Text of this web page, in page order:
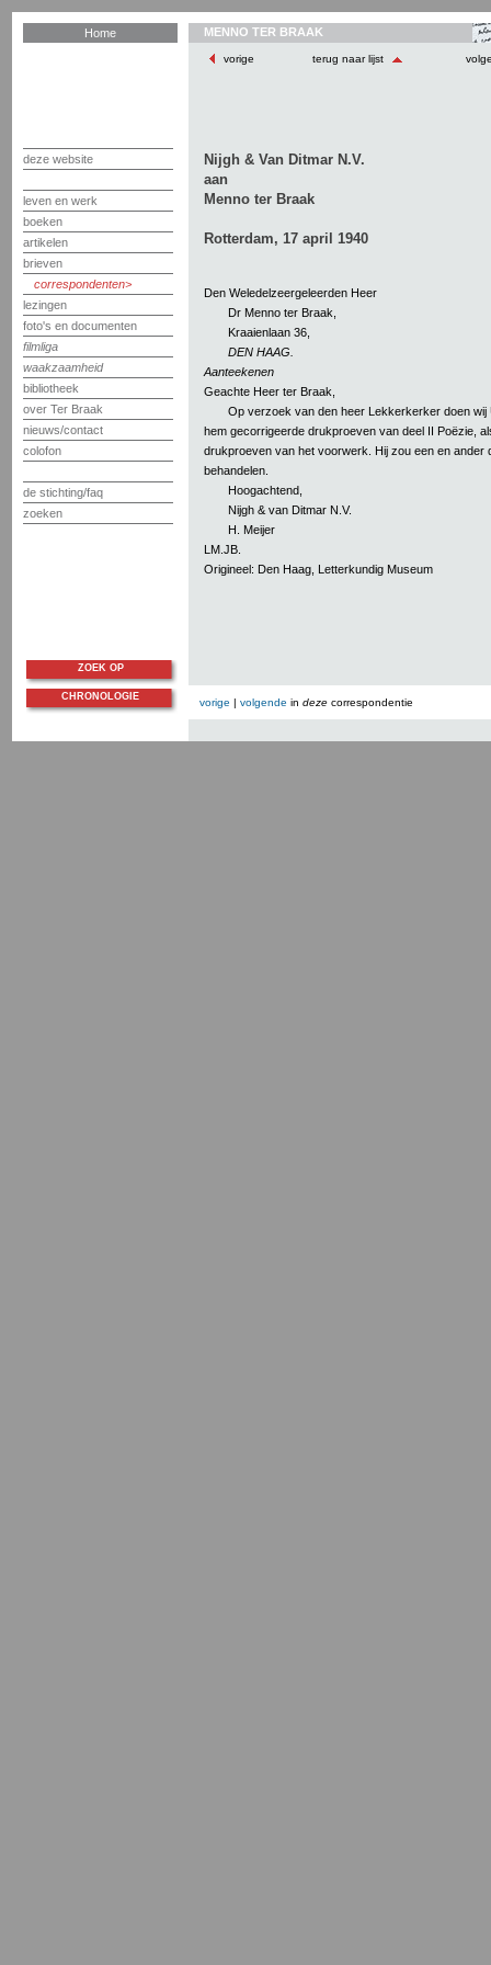
Home
deze website
leven en werk
boeken
artikelen
brieven
correspondenten
lezingen
foto's en documenten
filmliga
waakzaamheid
bibliotheek
over Ter Braak
nieuws/contact
colofon
de stichting/faq
zoeken
MENNO TER BRAAK
vorige terug naar lijst
Nijgh & Van Ditmar N.V.
aan
Menno ter Braak
Rotterdam, 17 april 1940
Den Weledelzeergeleerden Heer
Dr Menno ter Braak,
Kraaienlaan 36,
DEN HAAG.
Aanteekenen
Geachte Heer ter Braak,
Op verzoek van den heer Lekkerkerker doen wij
hem gecorrigeerde drukproeven van deel II Poëzie,
drukproeven van het voorwerk. Hij zou een en ander
behandelen.
Hoogachtend,
Nijgh & van Ditmar N.V.
H. Meijer
LM.JB.
Origineel: Den Haag, Letterkundig Museum
vorige | volgende in deze correspondentie
ZOEK OP
CHRONOLOGIE